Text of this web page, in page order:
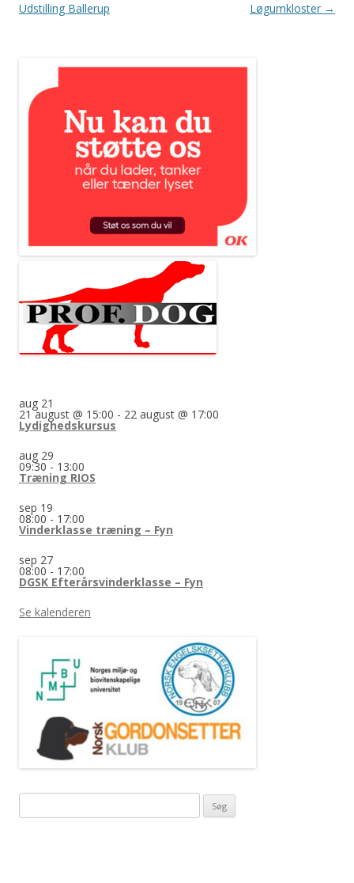
Udstilling Ballerup
Løgumkloster →
aug 21
21 august @ 15:00 - 22 august @ 17:00
Lydighedskursus
aug 29
09:30 - 13:00
Træning RIOS
sep 19
08:00 - 17:00
Vinderklasse træning – Fyn
sep 27
08:00 - 17:00
DGSK Efterårsvinderklasse – Fyn
Se kalenderen
efter: